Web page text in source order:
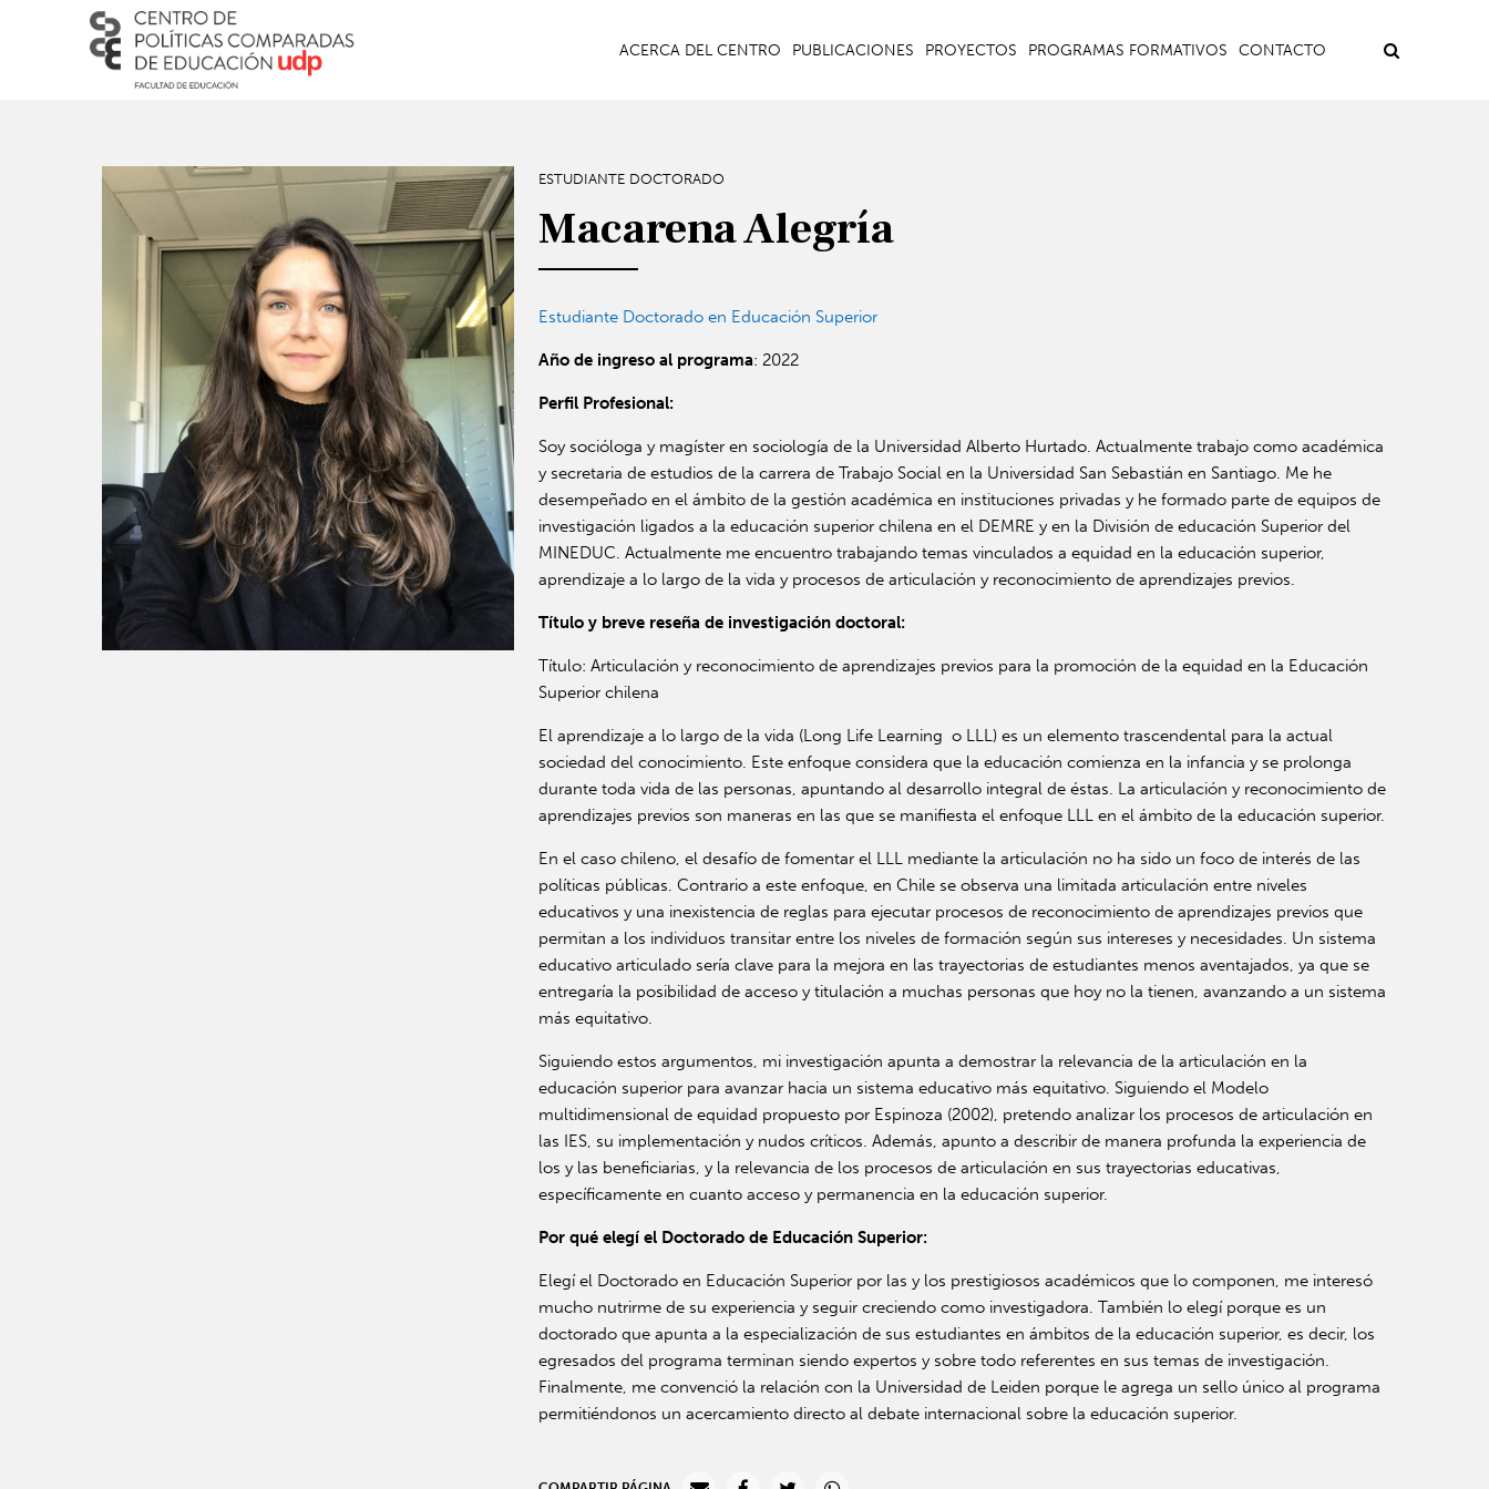
ACERCA DEL CENTRO PUBLICACIONES PROYECTOS PROGRAMAS FORMATIVOS CONTACTO
ESTUDIANTE DOCTORADO
Macarena Alegría
Estudiante Doctorado en Educación Superior
Año de ingreso al programa: 2022
Perfil Profesional:
Soy socióloga y magíster en sociología de la Universidad Alberto Hurtado. Actualmente trabajo como académica
y secretaria de estudios de la carrera de Trabajo Social en la Universidad San Sebastián en Santiago. Me he
desempeñado en el ámbito de la gestión académica en instituciones privadas y he formado parte de equipos de
investigación ligados a la educación superior chilena en el DEMRE y en la División de educación Superior del
MINEDUC. Actualmente me encuentro trabajando temas vinculados a equidad en la educación superior,
aprendizaje a lo largo de la vida y procesos de articulación y reconocimiento de aprendizajes previos.
Título y breve reseña de investigación doctoral:
Título: Articulación y reconocimiento de aprendizajes previos para la promoción de la equidad en la Educación
Superior chilena
El aprendizaje a lo largo de la vida (Long Life Learning o LLL) es un elemento trascendental para la actual
sociedad del conocimiento. Este enfoque considera que la educación comienza en la infancia y se prolonga
durante toda vida de las personas, apuntando al desarrollo integral de éstas. La articulación y reconocimiento de
aprendizajes previos son maneras en las que se manifiesta el enfoque LLL en el ámbito de la educación superior.
En el caso chileno, el desafío de fomentar el LLL mediante la articulación no ha sido un foco de interés de las
políticas públicas. Contrario a este enfoque, en Chile se observa una limitada articulación entre niveles
educativos y una inexistencia de reglas para ejecutar procesos de reconocimiento de aprendizajes previos que
permitan a los individuos transitar entre los niveles de formación según sus intereses y necesidades. Un sistema
educativo articulado sería clave para la mejora en las trayectorias de estudiantes menos aventajados, ya que se
entregaría la posibilidad de acceso y titulación a muchas personas que hoy no la tienen, avanzando a un sistema
más equitativo.
Siguiendo estos argumentos, mi investigación apunta a demostrar la relevancia de la articulación en la
educación superior para avanzar hacia un sistema educativo más equitativo. Siguiendo el Modelo
multidimensional de equidad propuesto por Espinoza (2002), pretendo analizar los procesos de articulación en
las IES, su implementación y nudos críticos. Además, apunto a describir de manera profunda la experiencia de
los y las beneficiarias, y la relevancia de los procesos de articulación en sus trayectorias educativas,
específicamente en cuanto acceso y permanencia en la educación superior.
Por qué elegí el Doctorado de Educación Superior:
Elegí el Doctorado en Educación Superior por las y los prestigiosos académicos que lo componen, me interesó
mucho nutrirme de su experiencia y seguir creciendo como investigadora. También lo elegí porque es un
doctorado que apunta a la especialización de sus estudiantes en ámbitos de la educación superior, es decir, los
egresados del programa terminan siendo expertos y sobre todo referentes en sus temas de investigación.
Finalmente, me convenció la relación con la Universidad de Leiden porque le agrega un sello único al programa
permitiéndonos un acercamiento directo al debate internacional sobre la educación superior.